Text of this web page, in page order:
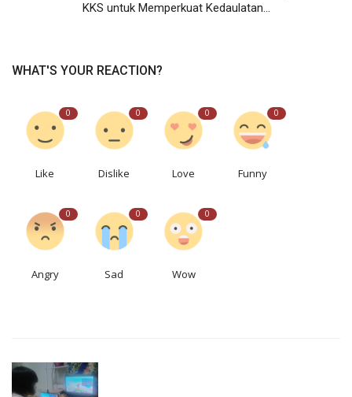
KKS untuk Memperkuat Kedaulatan...
WHAT'S YOUR REACTION?
0
Like
0
Dislike
0
Love
0
Funny
0
Angry
0
Sad
0
Wow